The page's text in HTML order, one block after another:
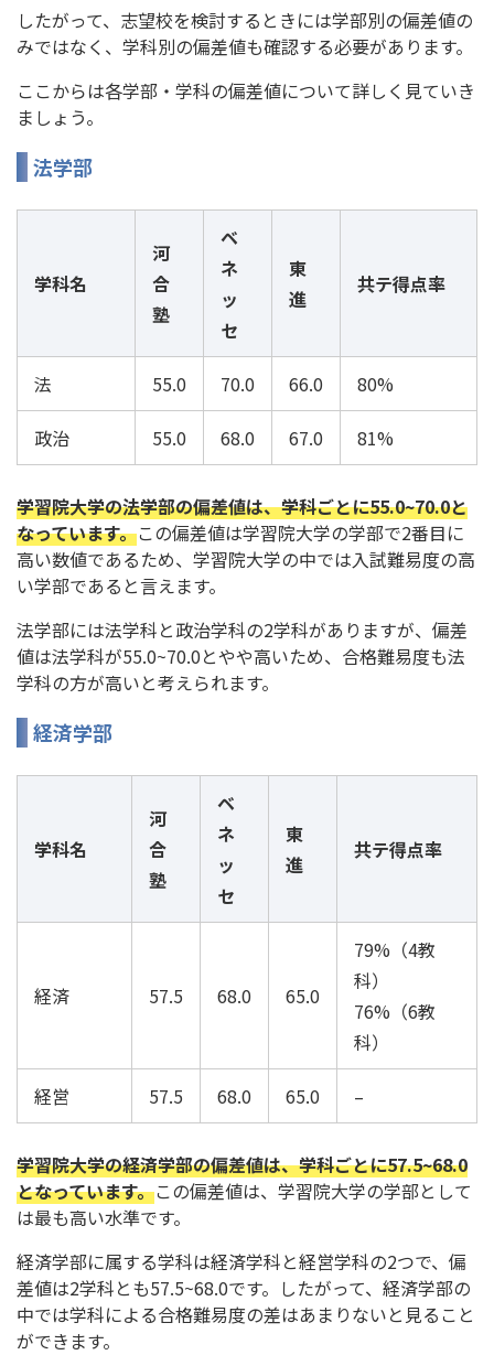
したがって、志望校を検討するときには学部別の偏差値の
みではなく、学科別の偏差値も確認する必要があります。
ここからは各学部・学科の偏差値について詳しく見ていき
ましょう。
法学部
学科名
河
合
塾
ベ
ネ
ッ
セ
東
進
共テ得点率
法 55.0 70.0 66.0 80%
政治 55.0 68.0 67.0 81%
学習院大学の法学部の偏差値は、学科ごとに55.0~70.0と
なっています。この偏差値は学習院大学の学部で2番目に
高い数値であるため、学習院大学の中では入試難易度の高
い学部であると言えます。
法学部には法学科と政治学科の2学科がありますが、偏差
値は法学科が55.0~70.0とやや高いため、合格難易度も法
学科の方が高いと考えられます。
経済学部
学科名
河
合
塾
ベ
ネ
ッ
セ
東
進
共テ得点率
経済 57.5 68.0 65.0
79%（4教
科）
76%（6教
科）
経営 57.5 68.0 65.0 –
学習院大学の経済学部の偏差値は、学科ごとに57.5~68.0
となっています。この偏差値は、学習院大学の学部として
は最も高い水準です。
経済学部に属する学科は経済学科と経営学科の2つで、偏
差値は2学科とも57.5~68.0です。したがって、経済学部の
中では学科による合格難易度の差はあまりないと見ること
ができます。